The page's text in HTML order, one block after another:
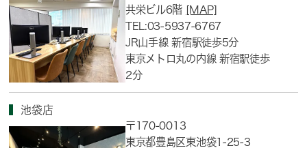
共栄ビル6階 [MAP]
TEL:03-5937-6767
JR山手線 新宿駅徒歩5分
東京メトロ丸の内線 新宿駅徒歩
2分
池袋店
〒170-0013
東京都豊島区東池袋1-25-3